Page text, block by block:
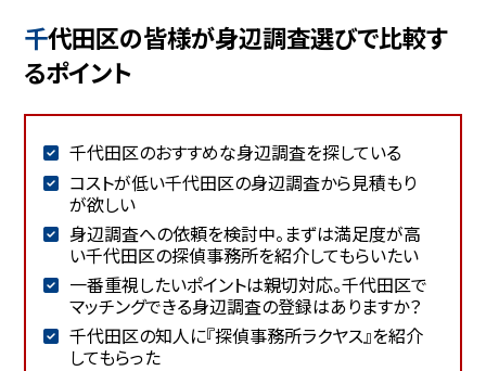
千代田区の皆様が身辺調査選びで比較す
るポイント
千代田区のおすすめな身辺調査を探している
コストが低い千代田区の身辺調査から見積もり
が欲しい
身辺調査への依頼を検討中。まずは満足度が高
い千代田区の探偵事務所を紹介してもらいたい
一番重視したいポイントは親切対応。千代田区で
マッチングできる身辺調査の登録はありますか？
千代田区の知人に『探偵事務所ラクヤス』を紹介
してもらった